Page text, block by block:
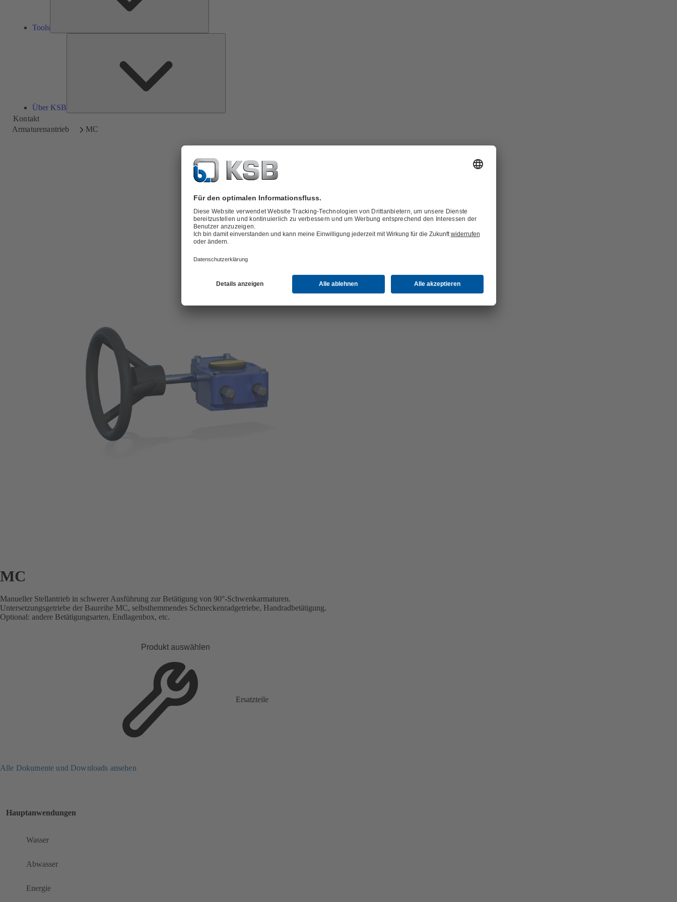
Tools
Über KSB
Kontakt
Armaturenantrieb
MC
MC
Manueller Stellantrieb in schwerer Ausführung zur Betätigung von 90°-Schwenkarmaturen.
Untersetzungsgetriebe der Baureihe MC, selbsthemmendes Schneckenradgetriebe, Handradbetätigung.
Optional: andere Betätigungsarten, Endlagenbox, etc.
Produkt auswählen
Ersatzteile
Alle Dokumente und Downloads ansehen
Hauptanwendungen
Wasser
Abwasser
Energie